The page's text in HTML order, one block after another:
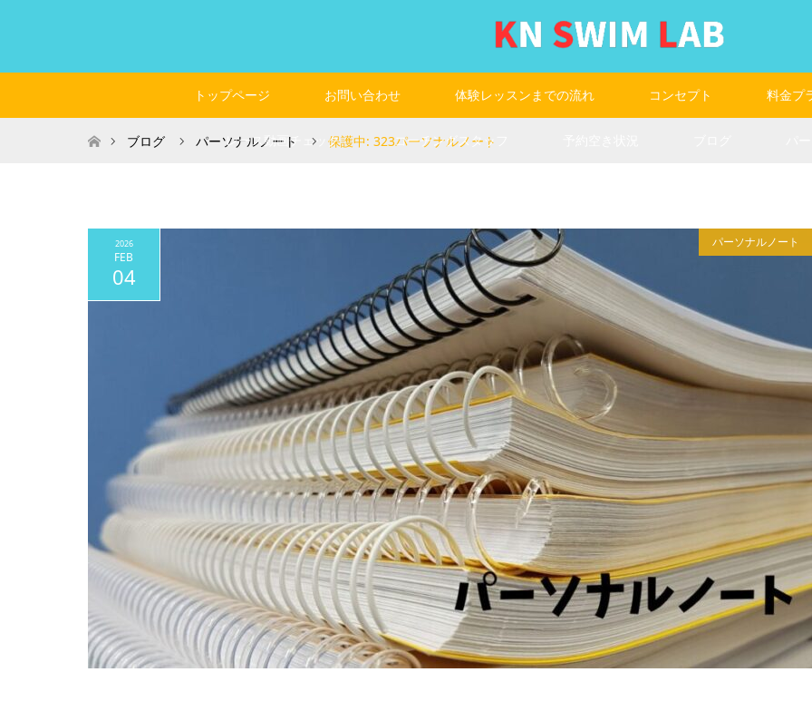
トップページ お問い合わせ 体験レッスンまでの流れ コンセプト 料金プ
レース動画チェック コーチングスタッフ
ホームブログ パーソナルノート 保護中: 323パーソナルノート
2026
FEB
04
パーソナルノート